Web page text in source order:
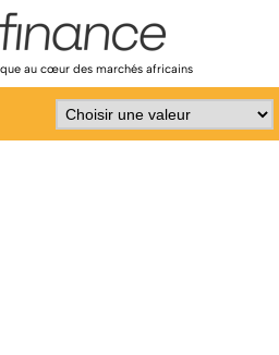
au cœur des marchés africains